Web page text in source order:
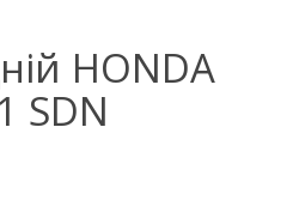
HONDA
SDN